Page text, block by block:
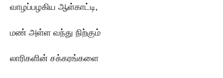
வாழப்பழகிய ஆள்காட்டி,
மண் அள்ள வந்து நிற்கும்
லாரிகளின் சக்கரங்களை